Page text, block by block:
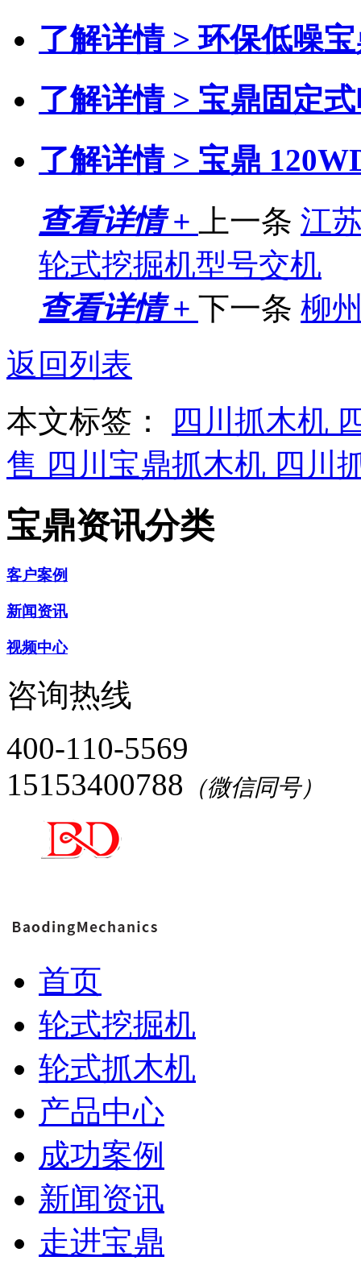
了解详情 >环保低噪
了解详情 > 宝鼎固定
了解详情 > 宝鼎
查看详情 +
上一条 江
轮式挖掘机型号交机
查看详情 + 下一条 柳
返回列表
本文标签：
四川抓木机
售 四川宝鼎抓木机 四川
宝鼎资讯分类
客户案例
新闻资讯
视频中心
咨询热线
400-110-5569
15153400788 （微信同号）
首页
轮式挖掘机
轮式抓木机
产品中心
成功案例
新闻资讯
走进宝鼎